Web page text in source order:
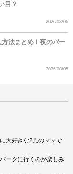
目？
2026/08/06
法まとめ！夜のパー
2026/08/05
大好きな2児のママで
ークに行くのが楽しみ